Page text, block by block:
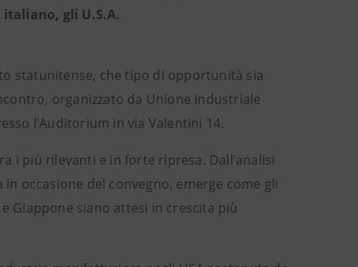
gli U.S.A.
statunitense, che tipo di opportunità sia
organizzato da Unione Industriale
l’Auditorium in via Valentini 14.
i più rilevanti e in forte ripresa. Dall’analisi
occasione del convegno, emerge come gli
Giappone siano attesi in crescita più